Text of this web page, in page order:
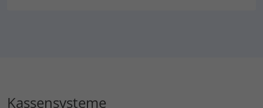
Kassensysteme